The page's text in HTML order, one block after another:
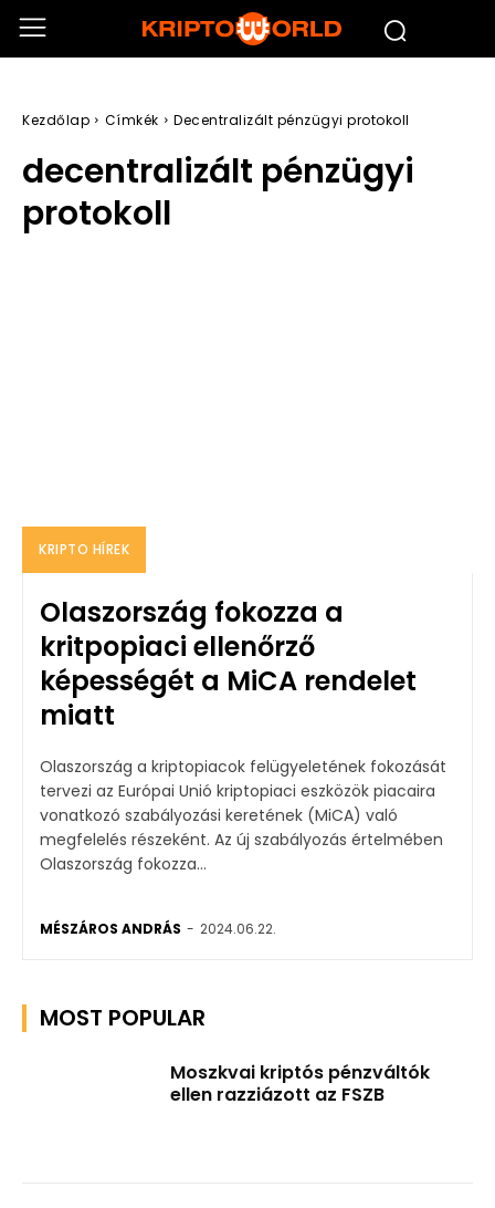
Kezdőlap Címkék Decentralizált pénzügyi protokoll
decentralizált pénzügyi
protokoll
KRIPTO HÍREK
Olaszország fokozza a
kritpopiaci ellenőrző
képességét a MiCA rendelet
miatt
Olaszország a kriptopiacok felügyeletének fokozását
tervezi az Európai Unió kriptopiaci eszközök piacaira
vonatkozó szabályozási keretének (MiCA) való
megfelelés részeként. Az új szabályozás értelmében
Olaszország fokozza...
MÉSZÁROS ANDRÁS - 2024.06.22.
MOST POPULAR
Moszkvai kriptós pénzváltók
ellen razziázott az FSZB